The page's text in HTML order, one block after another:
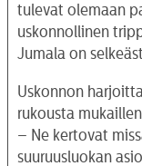
tulevat olemaan
uskonnollinen
Jumala on
Uskonnon
rukousta
– Ne kertovat
suuruusluokan